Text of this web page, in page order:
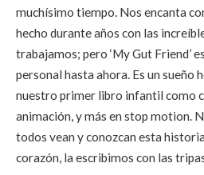
muchísimo tiempo. Nos encanta
hecho durante años con las
trabajamos; pero ‘My Gut Friend’
personal hasta ahora. Es un sueño
nuestro primer libro infantil como
animación, y más en stop motion.
todos vean y conozcan esta
corazón, la escribimos con las